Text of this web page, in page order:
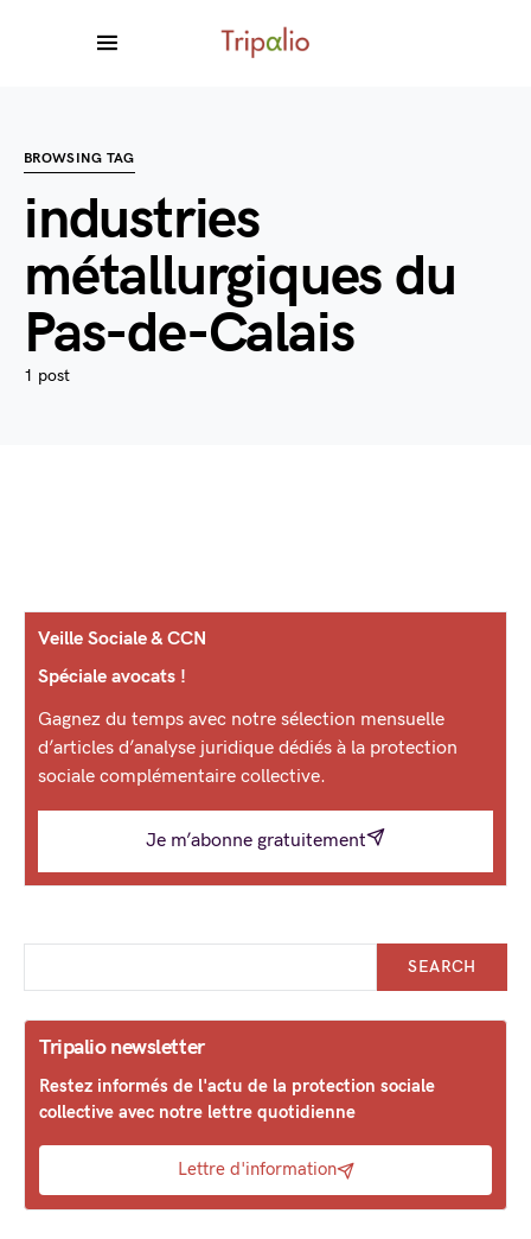
BROWSING TAG
industries
métallurgiques du
Pas-de-Calais
1 post
Veille Sociale & CCN
Spéciale avocats !
Gagnez du temps avec notre sélection mensuelle
d’articles d’analyse juridique dédiés à la protection
sociale complémentaire collective.
Je m’abonne gratuitement
SEARCH
Tripalio newsletter
Restez informés de l'actu de la protection sociale
collective avec notre lettre quotidienne
Lettre d'information